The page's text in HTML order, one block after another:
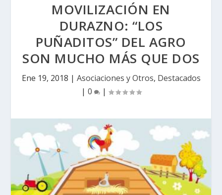
MOVILIZACIÓN EN
DURAZNO: “LOS
PUÑADITOS” DEL AGRO
SON MUCHO MÁS QUE DOS
Ene 19, 2018 | Asociaciones y Otros, Destacados
| 0 |